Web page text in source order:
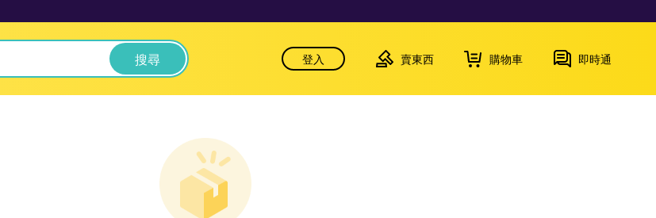
搜尋 登入 賣東西 購物車 即時通